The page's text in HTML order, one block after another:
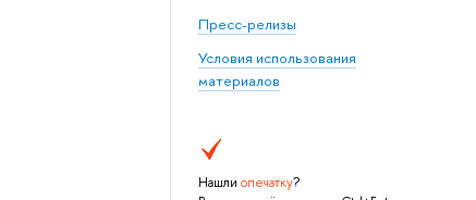
Пресс-релизы
Условия использования
материалов
Нашли опечатку?